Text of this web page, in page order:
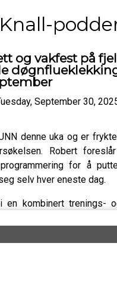
og vakfest på
September 30,
denne uka og er
Robert
for å
selv hver eneste dag.
en kombinert trenings-
som resulterte i en
- i slutten
Vakfest!